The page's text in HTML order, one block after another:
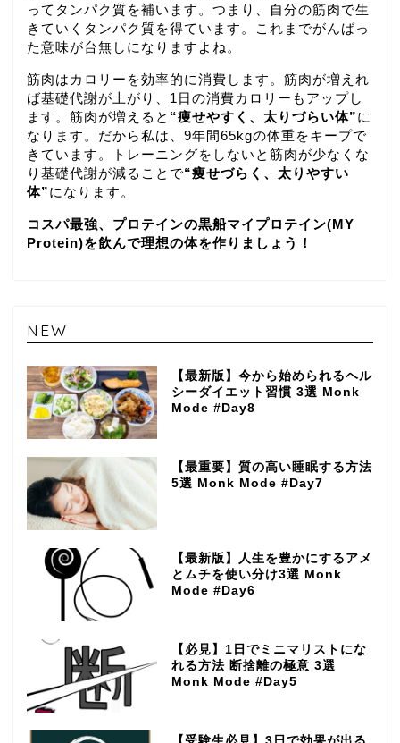
ってタンパク質を補います。つまり、自分の筋肉で生
きていくタンパク質を得ています。これまでがんばっ
た意味が台無しになりますよね。
筋肉はカロリーを効率的に消費します。筋肉が増えれ
ば基礎代謝が上がり、1日の消費カロリーもアップし
ます。筋肉が増えると “痩せやすく、太りづらい体”に
なります。だから私は、9年間65kgの体重をキープで
きています。トレーニングをしないと筋肉が少なくな
り基礎代謝が減ることで“痩せづらく、太りやすい
体”になります。
コスパ最強、プロテインの黒船マイプロテイン(MY
Protein)を飲んで理想の体を作りましょう！
NEW
【最新版】今から始められるヘル
シーダイエット習慣 3選 Monk
Mode #Day8
【最重要】質の高い睡眠する方法
5選 Monk Mode #Day7
【最新版】人生を豊かにするアメ
とムチを使い分け3選 Monk
Mode #Day6
【必見】1日でミニマリストにな
れる方法 断捨離の極意 3選
Monk Mode #Day5